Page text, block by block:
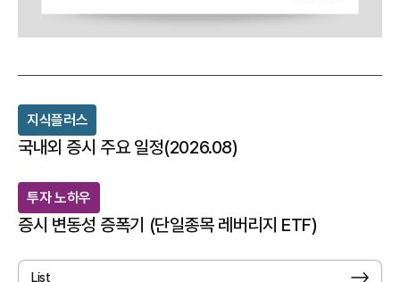
지식플러스
국내외 증시 주요 일정(2026.08)
투자 노하우
증시 변동성 증폭기 (단일종목 레버리지 ETF)
List